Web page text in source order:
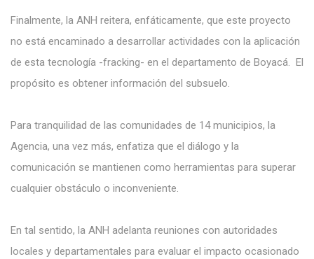
Finalmente, la ANH reitera, enfáticamente, que este proyecto
no está encaminado a desarrollar actividades con la aplicación
de esta tecnología -fracking- en el departamento de Boyacá. El
propósito es obtener información del subsuelo.
Para tranquilidad de las comunidades de 14 municipios, la
Agencia, una vez más, enfatiza que el diálogo y la
comunicación se mantienen como herramientas para superar
cualquier obstáculo o inconveniente.
En tal sentido, la ANH adelanta reuniones con autoridades
locales y departamentales para evaluar el impacto ocasionado